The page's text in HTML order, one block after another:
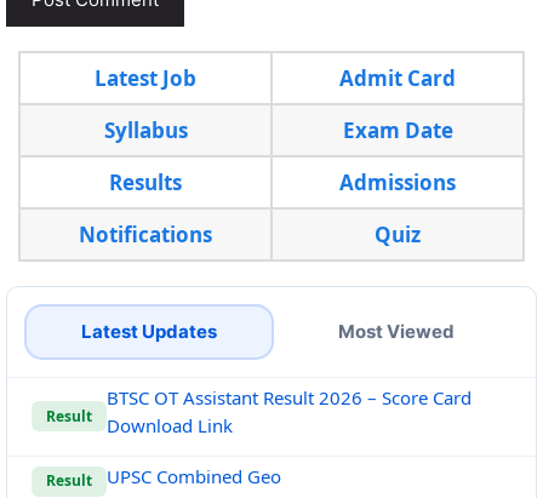
Latest Job
Admit Card
Syllabus
Exam Date
Results
Admissions
Notifications
Quiz
Latest Updates Most Viewed
Result
BTSC OT Assistant Result 2026 – Score Card
Download Link
Result UPSC Combined Geo